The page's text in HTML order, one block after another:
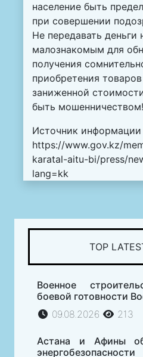
население быть
при совершении
Не передавать
малознакомым для
получения
приобретения
заниженной
быть мошенничеством!
Источник информации
https://www.gov.kz/
karatal-aitu-bi/press/
lang=kk
TOP
Военное
боевой готовности
09.08.2026
213
Астана и Афины
энергобезопасности